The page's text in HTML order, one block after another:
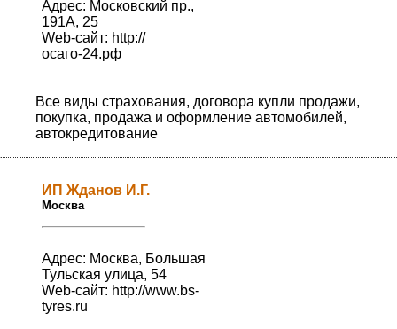
Адрес: Московский пр.,
191А, 25
Web-сайт: http://
осаго-24.рф
Все виды страхования, договора купли продажи,
покупка, продажа и оформление автомобилей,
автокредитование
ИП Жданов И.Г.
Москва
Адрес: Москва, Большая
Тульская улица, 54
Web-сайт: http://www.bs-
tyres.ru